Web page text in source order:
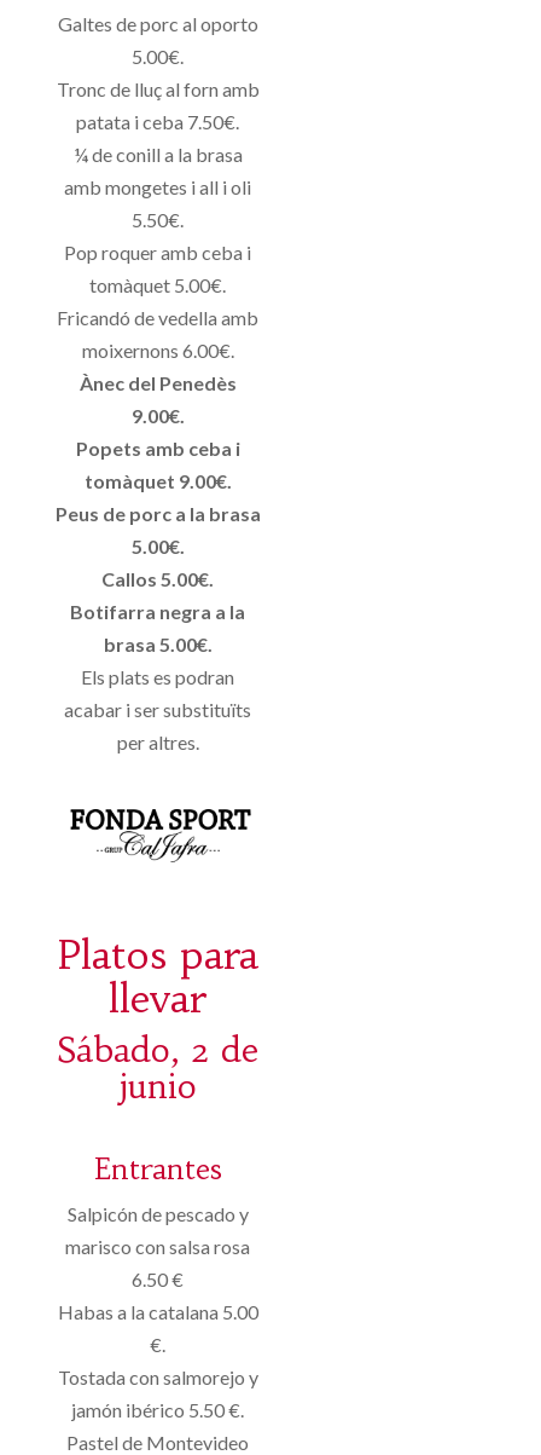
Galtes de porc al oporto
5.00€.
Tronc de lluç al forn amb
patata i ceba 7.50€.
¼ de conill a la brasa
amb mongetes i all i oli
5.50€.
Pop roquer amb ceba i
tomàquet 5.00€.
Fricandó de vedella amb
moixernons 6.00€.
Ànec del Penedès
9.00€.
Popets amb ceba i
tomàquet 9.00€.
Peus de porc a la brasa
5.00€.
Callos 5.00€.
Botifarra negra a la
brasa 5.00€.
Els plats es podran
acabar i ser substituïts
per altres.
Platos para
llevar
Sábado, 2 de
junio
Entrantes
Salpicón de pescado y
marisco con salsa rosa
6.50 €
Habas a la catalana 5.00
€.
Tostada con salmorejo y
jamón ibérico 5.50 €.
Pastel de Montevideo